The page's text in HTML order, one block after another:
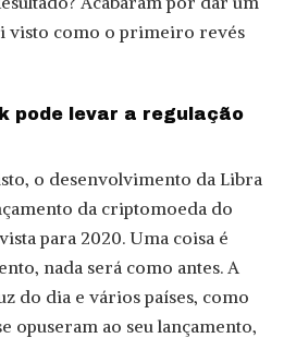
visto como o primeiro revés
pode levar a regulação
o desenvolvimento da Libra
da criptomoeda do
para 2020. Uma coisa é
nada será como antes. A
do dia e vários países, como
opuseram ao seu lançamento,